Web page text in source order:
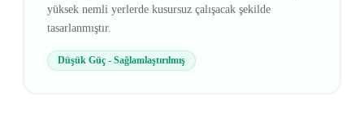
yüksek nemli yerlerde kusursuz çalışacak şekilde
tasarlanmıştır.
Düşük Güç - Sağlamlaştırılmış